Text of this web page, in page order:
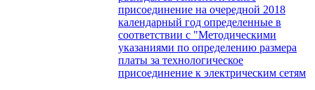
присоединение на очередной 2018
календарный год определенные в
соответствии с "Методическими
указаниями по определению размера
платы за технологическое
присоединение к электрическим сетям